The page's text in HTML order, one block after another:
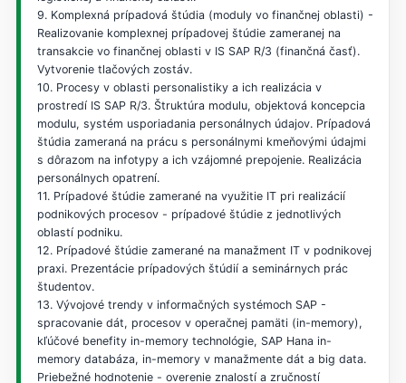
9. Komplexná prípadová štúdia (moduly vo finančnej oblasti) -
Realizovanie komplexnej prípadovej štúdie zameranej na
transakcie vo finančnej oblasti v IS SAP R/3 (finančná časť).
Vytvorenie tlačových zostáv.
10. Procesy v oblasti personalistiky a ich realizácia v
prostredí IS SAP R/3. Štruktúra modulu, objektová koncepcia
modulu, systém usporiadania personálnych údajov. Prípadová
štúdia zameraná na prácu s personálnymi kmeňovými údajmi
s dôrazom na infotypy a ich vzájomné prepojenie. Realizácia
personálnych opatrení.
11. Prípadové štúdie zamerané na využitie IT pri realizácií
podnikových procesov - prípadové štúdie z jednotlivých
oblastí podniku.
12. Prípadové štúdie zamerané na manažment IT v podnikovej
praxi. Prezentácie prípadových štúdií a seminárnych prác
študentov.
13. Vývojové trendy v informačných systémoch SAP -
spracovanie dát, procesov v operačnej pamäti (in-memory),
kľúčové benefity in-memory technológie, SAP Hana in-
memory databáza, in-memory v manažmente dát a big data.
Priebežné hodnotenie - overenie znalostí a zručností